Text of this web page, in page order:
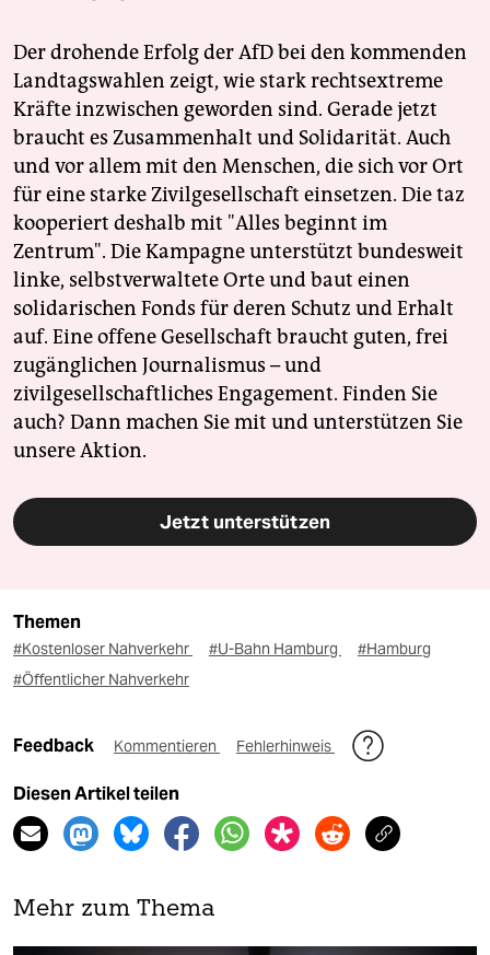
Der drohende Erfolg der AfD bei den kommenden
Landtagswahlen zeigt, wie stark rechtsextreme
Kräfte inzwischen geworden sind. Gerade jetzt
braucht es Zusammenhalt und Solidarität. Auch
und vor allem mit den Menschen, die sich vor Ort
für eine starke Zivilgesellschaft einsetzen. Die taz
kooperiert deshalb mit "Alles beginnt im
Zentrum". Die Kampagne unterstützt bundesweit
linke, selbstverwaltete Orte und baut einen
solidarischen Fonds für deren Schutz und Erhalt
auf. Eine offene Gesellschaft braucht guten, frei
zugänglichen Journalismus – und
zivilgesellschaftliches Engagement. Finden Sie
auch? Dann machen Sie mit und unterstützen Sie
unsere Aktion.
Jetzt unterstützen
Themen
#Kostenloser Nahverkehr #U-Bahn Hamburg
#Hamburg
#Öffentlicher Nahverkehr
Feedback Kommentieren Fehlerhinweis
Diesen Artikel teilen
Mehr zum Thema